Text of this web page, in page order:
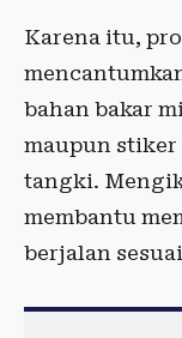
Karena itu,
bahan bakar
maupun
tangki.
membantu
berjalan